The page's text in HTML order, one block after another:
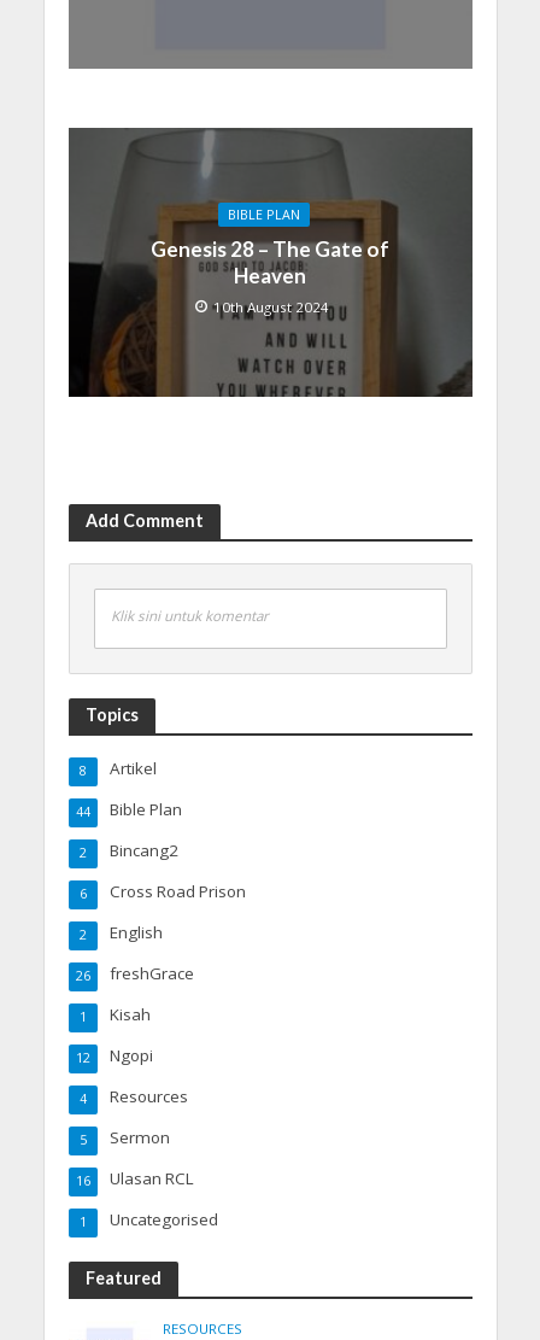
BIBLE PLAN
Genesis 28 – The Gate of
Heaven
10th August 2024
Add Comment
Klik sini untuk komentar
Topics
Artikel
8
Bible Plan
44
Bincang2
2
Cross Road Prison
6
English
2
freshGrace
26
Kisah
1
Ngopi
12
Resources
4
Sermon
5
Ulasan RCL
16
Uncategorised
1
Featured
RESOURCES